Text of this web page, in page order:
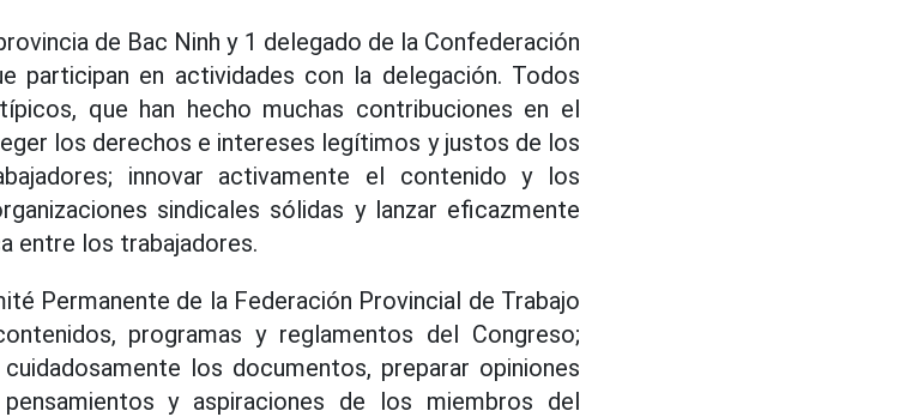
de Bac Ninh y 1 delegado de la Confederación
participan en actividades con la delegación. Todos
que han hecho muchas contribuciones en el
los derechos e intereses legítimos y justos de los
innovar activamente el contenido y los
sindicales sólidas y lanzar eficazmente
entre los trabajadores.
Permanente de la Federación Provincial de Trabajo
programas y reglamentos del Congreso;
los documentos, preparar opiniones
y aspiraciones de los miembros del